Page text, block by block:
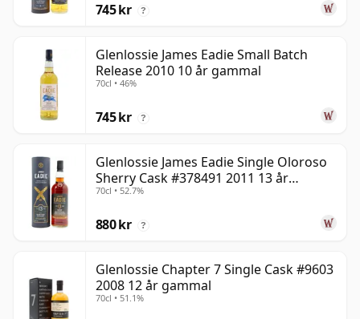
745 kr ?
Glenlossie James Eadie Small Batch
Release 2010 10 år gammal
70cl • 46%
745 kr ?
Glenlossie James Eadie Single Oloroso
Sherry Cask #378491 2011 13 år
gammal
70cl • 52.7%
880 kr ?
Glenlossie Chapter 7 Single Cask #9603
2008 12 år gammal
70cl • 51.1%